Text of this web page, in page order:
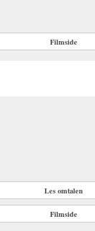
Filmside
Les omtalen
Filmside